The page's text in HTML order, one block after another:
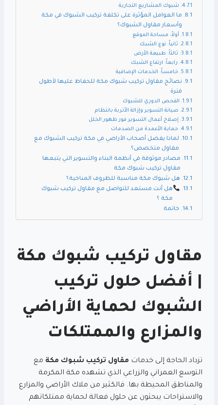
شبوك المشاريع التجارية
ما العوامل المؤثرة على تكلفة تركيب الشبوك في مكة
وأسعار مقاول الشبوك؟
أولاً: مساحة الموقع
ثانياً: نوع الشبك
ثالثاً: طبيعة الأرض
رابعاً: ارتفاع الشبك
خامساً: الخدمات الإضافية
نصائح مقاول تركيب شبوك مكة للحفاظ عليها لأطول
فترة
الفحص الدوري للشبوك
صيانة التسوير وإزالة الأتربة بانتظام
إصلاح أعمال التسوير فور ظهور الخلل
حماية الأعمدة من الصدمات
لماذا يفضل أصحاب الأراضي في مكة تركيب الشبوك مع
مقاول متخصص؟
مصادر موثوقة في أنظمة البناء والتسوير التي يتبعها
مقاول تركيب شبوك مكة
هل شبوك مكة مناسبة للظروف المناخية؟
هل أنت مستعد للتواصل مع مقاول تركيب شبوك
مكة ؟
خاتمة
مقاول تركيب شبوك مكة
| أفضل حلول تركيب
الشبوك لحماية الأراضي
والمزارع والممتلكات
تزداد الحاجة إلى خدمات مقاول تركيب شبوك مكة مع
التوسع العمراني والزراعي الذي تشهده مكة المكرمة
والمناطق المحيطة بها. فالكثير من ملاك الأراضي والمزارع
والاستراحات يبحثون عن حلول فعالة لحماية ممتلكاتهم